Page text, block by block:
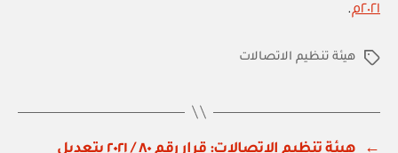
٢٠٢١م
.
الوسومهيئة تنظيم الاتصالات
←
هيئة تنظيم الاتصالات: قرار رقم ٨٠ / ٢٠٢١ بتعديل